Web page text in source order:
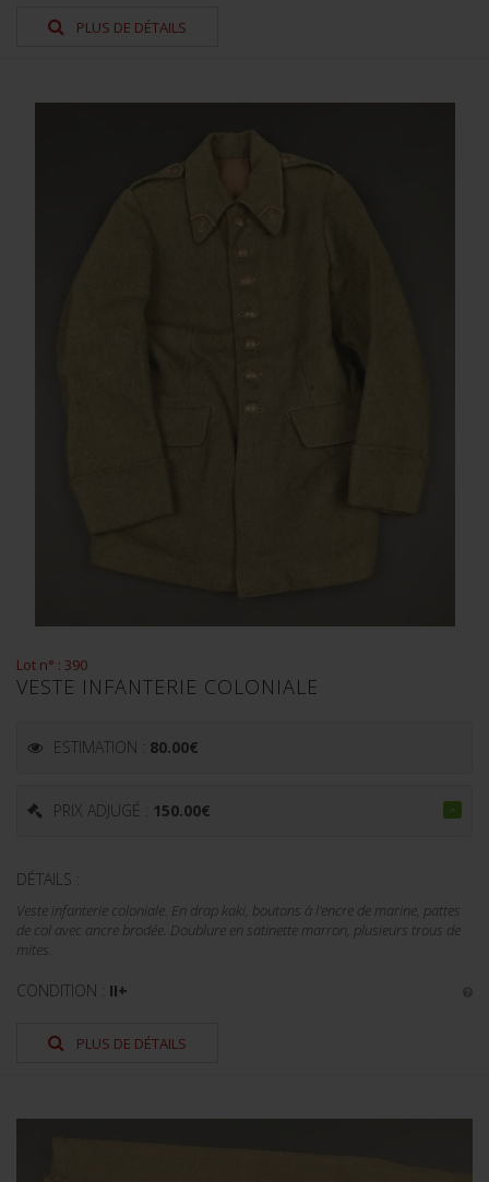
PLUS DE DÉTAILS
Lot n° : 390
VESTE INFANTERIE COLONIALE
ESTIMATION : 80.00€
PRIX ADJUGÉ : 150.00€
DÉTAILS :
Veste infanterie coloniale. En drap kaki, boutons à l'encre de marine, pattes
de col avec ancre brodée. Doublure en satinette marron, plusieurs trous de
mites.
CONDITION : II+
PLUS DE DÉTAILS